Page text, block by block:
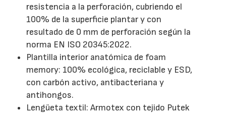
resistencia a la perforación, cubriendo el
100% de la superficie plantar y con
resultado de 0 mm de perforación según la
norma EN ISO 20345:2022.
Plantilla interior anatómica de foam
memory: 100% ecológica, reciclable y ESD,
con carbón activo, antibacteriana y
antihongos.
Lengüeta textil: Armotex con tejido Putek